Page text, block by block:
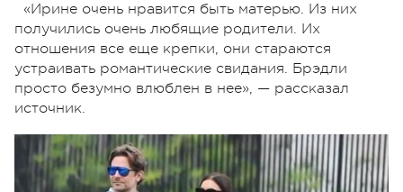
«Ирине очень нравится быть матерью. Из них
получились очень любящие родители. Их
отношения все еще крепки, они стараются
устраивать романтические свидания. Брэдли
просто безумно влюблен в нее», — рассказал
источник.